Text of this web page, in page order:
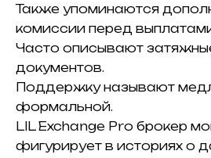
Также упоминаются
комиссии перед
Часто описывают
документов.
Поддержку называют
формальной.
LIL Exchange Pro брокер
фигурирует в историях о